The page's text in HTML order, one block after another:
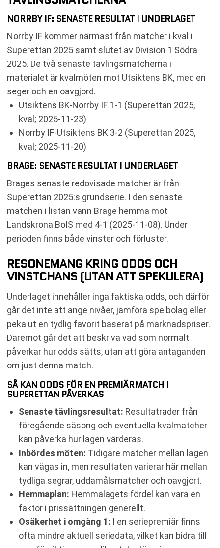
NORRBY IF: SENASTE RESULTAT I UNDERLAGET
Norrby IF kommer närmast från matcher i kval i
Superettan 2025 samt slutet av Division 1 Södra
2025. De två senaste tävlingsmatcherna i
materialet är kvalmöten mot Utsiktens BK, med en
seger och en oavgjord.
Utsiktens BK-Norrby IF 1-1 (Superettan 2025,
kval; 2025-11-23)
Norrby IF-Utsiktens BK 3-2 (Superettan 2025,
kval; 2025-11-20)
BRAGE: SENASTE RESULTAT I UNDERLAGET
Brages senaste redovisade matcher är från
Superettan 2025:s grundserie. I den senaste
matchen i listan vann Brage hemma mot
Landskrona BoIS med 4-1 (2025-11-08). Under
perioden finns både vinster och förluster.
RESONEMANG KRING ODDS OCH
VINSTCHANS (UTAN ATT SPEKULERA)
Underlaget innehåller inga faktiska odds, och därför
går det inte att ange nivåer, jämföra spelbolag eller
peka ut en tydlig favorit baserat på marknadspriser.
Däremot går det att beskriva vad som normalt
påverkar hur odds sätts, utan att göra antaganden
om just denna match.
SÅ KAN ODDS FÖR EN PREMIÄRMATCH I
SUPERETTAN PÅVERKAS
Senaste tävlingsresultat: Resultatrader från
föregående säsong och eventuella kvalmatcher
kan påverka hur lagen värderas.
Inbördes möten: Tidigare matcher mellan lagen
kan vägas in, men resultaten varierar här mellan
tydliga segrar, uddamålsmatcher och oavgjort.
Hemmaplan: Hemmalagets fördel kan vara en
faktor i prissättningen generellt.
Osäkerhet i omgång 1: I en seriepremiär finns
ofta mindre aktuell seriedata, vilket kan bidra till